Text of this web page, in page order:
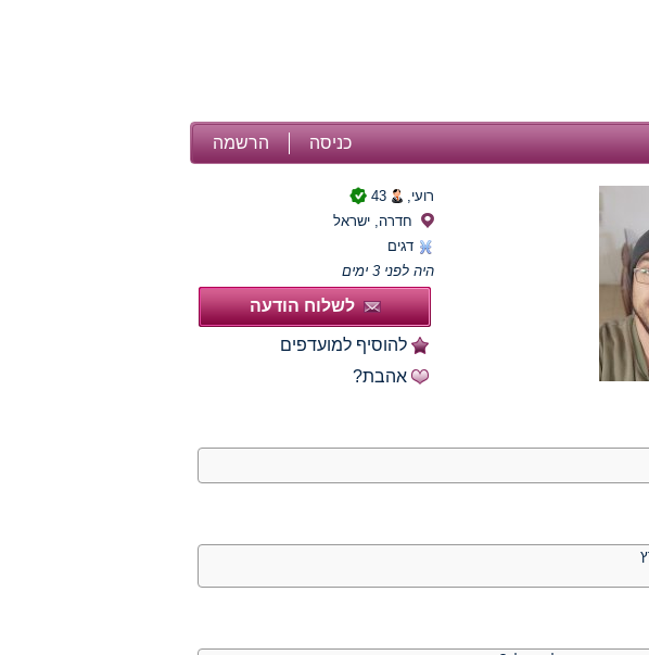
הרשמה כניסה
רועי,
43
חדרה, ישראל
דגים
היה לפני 3 ימים
לשלוח הודעה
להוסיף למועדפים
אהבת?